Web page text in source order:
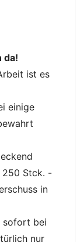
da!
ist es
einige
250 Stck. -
in
sofort bei
nur